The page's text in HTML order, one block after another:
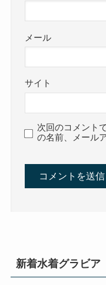
メール
サイト
次回のコメント
の名前、メール
新着水着グラビア